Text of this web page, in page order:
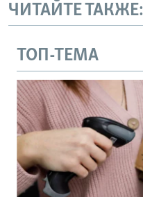
ЧИТАЙТЕ ТАКЖЕ:
ТОП-ТЕМА